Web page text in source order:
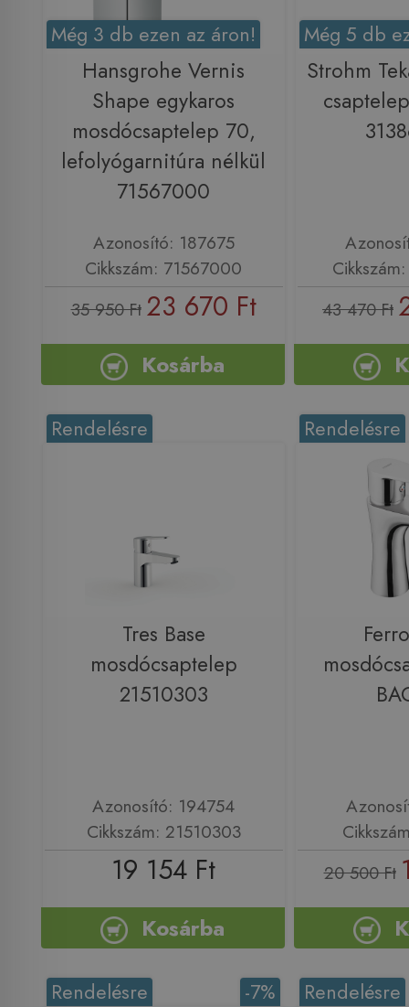
Még 3 db ezen az áron!
Hansgrohe Vernis
Shape egykaros
mosdócsaptelep 70,
lefolyógarnitúra nélkül
71567000
Azonosító: 187675
Cikkszám: 71567000
35 950 Ft 23 670 Ft
Kosárba
Még 5 db
Strohm
43 470 Ft
Rendelésre
Tres Base
mosdócsaptelep
21510303
Azonosító: 194754
Cikkszám: 21510303
19 154 Ft
Kosárba
Rendelésre
20 500 Ft
-7%
Rendelésre Rendelésre